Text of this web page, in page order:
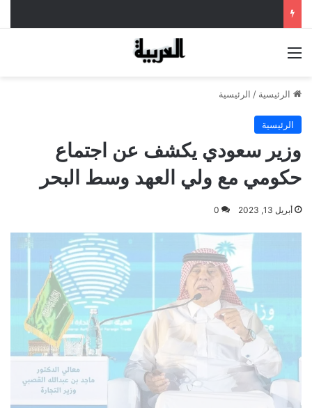
الرئيسية / الرئيسية
الرئيسية
وزير سعودي يكشف عن اجتماع
حكومي مع ولي العهد وسط البحر
أبريل 13, 2023 0